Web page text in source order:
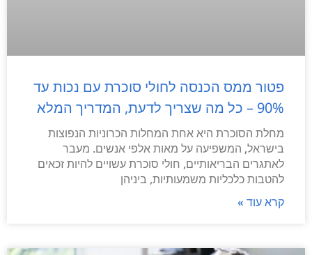
פטור ממס הכנסה לחולי סוכרת עם נכות עד
90% – כל מה שצריך לדעת, המדריך המלא
מחלת הסוכרת היא אחת המחלות הכרוניות הנפוצות
בישראל, המשפיעה על מאות אלפי אנשים. מעבר
לאתגרים הבריאותיים, חולי סוכרת עשויים להיות זכאים
להטבות כלכליות משמעותיות, ביניהן
קרא עוד »